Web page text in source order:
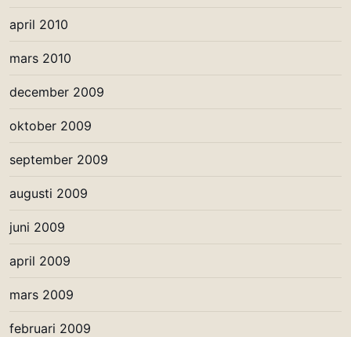
april 2010
mars 2010
december 2009
oktober 2009
september 2009
augusti 2009
juni 2009
april 2009
mars 2009
februari 2009